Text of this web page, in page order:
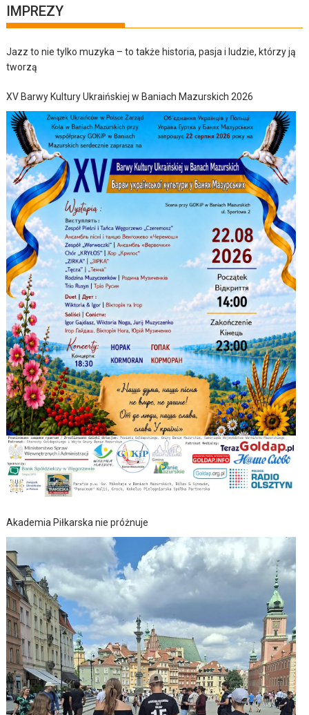
IMPREZY
Jazz to nie tylko muzyka – to także historia, pasja i ludzie, którzy ją
tworzą
XV Barwy Kultury Ukraińskiej w Baniach Mazurskich 2026
Akademia Piłkarska nie próżnuje